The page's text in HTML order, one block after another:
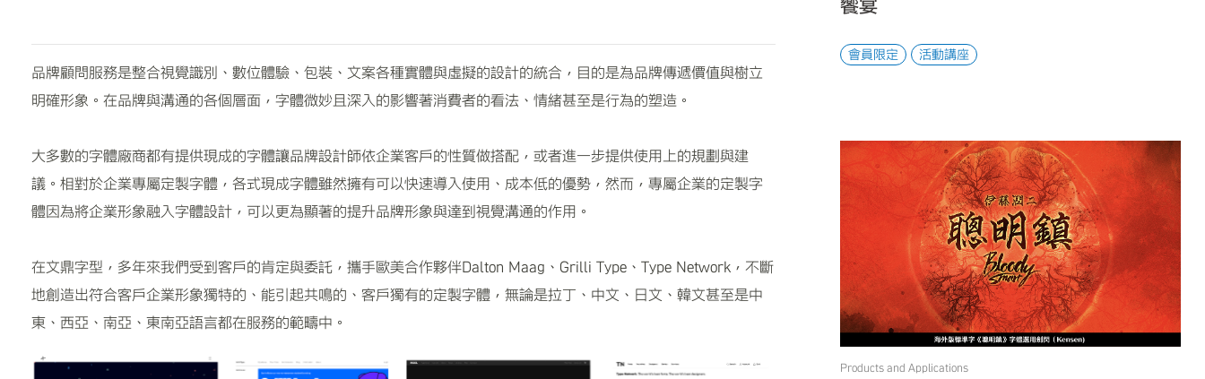
品牌顧問服務是整合視覺識別、數位體驗、包裝、文案各種實體與虛擬的設計的統合，目的是為品牌傳遞價值與樹立
明確形象。在品牌與溝通的各個層面，字體微妙且深入的影響著消費者的看法、情緒甚至是行為的塑造。
大多數的字體廠商都有提供現成的字體讓品牌設計師依企業客戶的性質做搭配，或者進一步提供使用上的規劃與建
議。相對於企業專屬定製字體，各式現成字體雖然擁有可以快速導入使用、成本低的優勢，然而，專屬企業的定製字
體因為將企業形象融入字體設計，可以更為顯著的提升品牌形象與達到視覺溝通的作用。
在文鼎字型，多年來我們受到客戶的肯定與委託，攜手歐美合作夥伴Dalton Maag 、 Grilli Type 、 Type Network ，不斷
地創造出符合客戶企業形象獨特的、能引起共鳴的、客戶獨有的定製字體，無論是拉丁、中文、日文、韓文甚至是中
東、西亞、南亞、東南亞語言都在服務的範疇中。
饗宴
會員限定 活動講座
Products and Applications